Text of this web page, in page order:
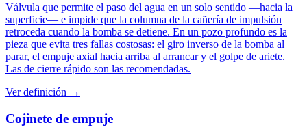
Válvula que permite el paso del agua en un solo sentido —hacia la
superficie— e impide que la columna de la cañería de impulsión
retroceda cuando la bomba se detiene. En un pozo profundo es la
pieza que evita tres fallas costosas: el giro inverso de la bomba al
parar, el empuje axial hacia arriba al arrancar y el golpe de ariete.
Las de cierre rápido son las recomendadas.
Ver definición →
Cojinete de empuje